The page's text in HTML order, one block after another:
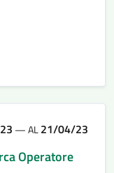
—AL21/04/23
Operatore